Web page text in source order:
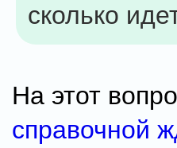
сколько
На этот
справочной